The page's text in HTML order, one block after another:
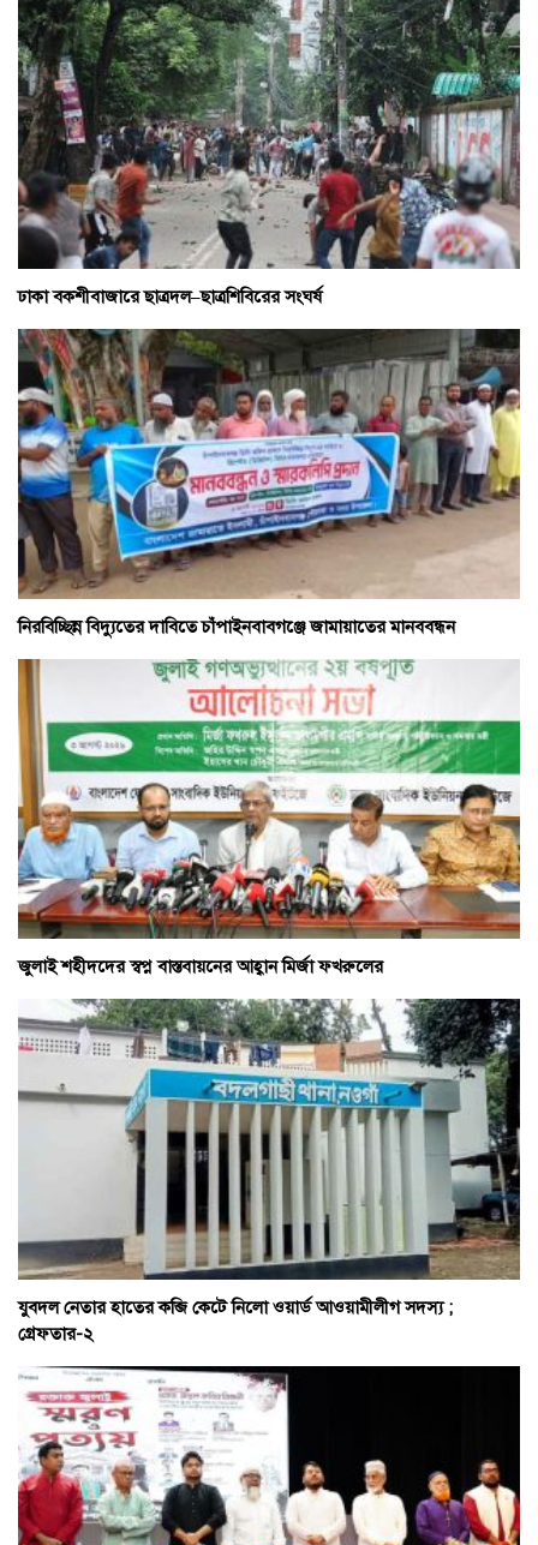
ঢাকা বকশীবাজারে ছাত্রদল–ছাত্রশিবিরের সংঘর্ষ
নিরবিচ্ছিন্ন বিদ্যুতের দাবিতে চাঁপাইনবাবগঞ্জে জামায়াতের মানববন্ধন
জুলাই শহীদদের স্বপ্ন বাস্তবায়নের আহ্বান মির্জা ফখরুলের
যুবদল নেতার হাতের কব্জি কেটে নিলো ওয়ার্ড আওয়ামীলীগ সদস্য ;
গ্রেফতার-২